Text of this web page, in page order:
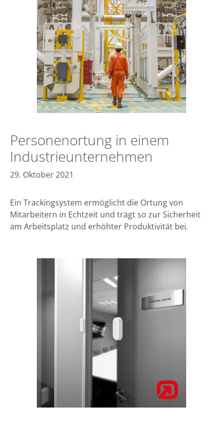
Personenortung in einem
Industrieunternehmen
29. Oktober 2021
Ein Trackingsystem ermöglicht die Ortung von
Mitarbeitern in Echtzeit und trägt so zur Sicherheit
am Arbeitsplatz und erhöhter Produktivität bei.